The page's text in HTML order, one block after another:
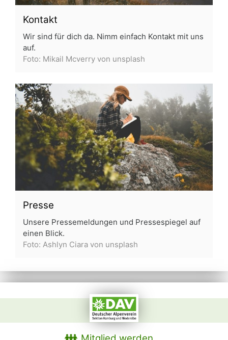
Kontakt
Wir sind für dich da. Nimm einfach Kontakt mit uns
auf.
Foto: Mikail Mcverry von unsplash
Presse
Unsere Pressemeldungen und Pressespiegel auf
einen Blick.
Foto: Ashlyn Ciara von unsplash